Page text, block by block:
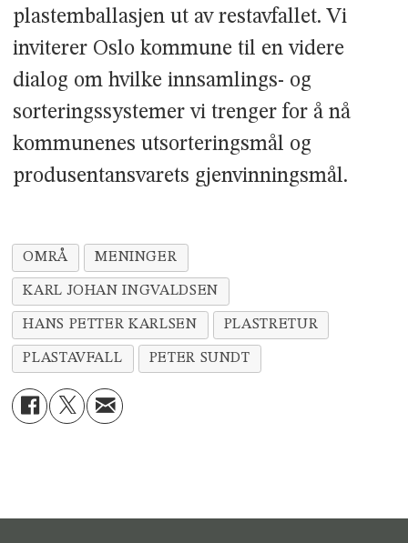
plastemballasjen ut av restavfallet. Vi
inviterer Oslo kommune til en videre
dialog om hvilke innsamlings- og
sorteringssystemer vi trenger for å nå
kommunenes utsorteringsmål og
produsentansvarets gjenvinningsmål.
OMRÅ MENINGER
KARL JOHAN INGVALDSEN
HANS PETTER KARLSEN PLASTRETUR
PLASTAVFALL PETER SUNDT